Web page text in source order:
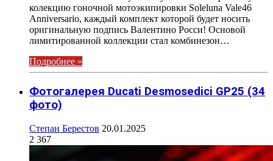
колекцию гоночной мотоэкипировки Soleluna Vale46
Anniversario, каждый комплект которой будет носить
оригинальную подпись Валентино Росси! Основой
лимитированной коллекции стал комбинезон…
Подробнее »
Фотогалерея Ducati Desmosedici GP25 (34
фото)
Степан Берестов 20.01.2025
2 367